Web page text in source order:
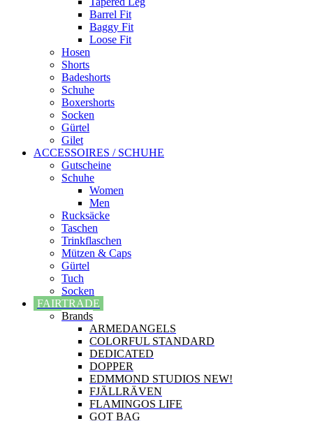
Barrel Fit
Baggy Fit
Loose Fit
Hosen
Shorts
Badeshorts
Schuhe
Boxershorts
Socken
Gürtel
Gilet
ACCESSOIRES / SCHUHE
Gutscheine
Schuhe
Women
Men
Rucksäcke
Taschen
Trinkflaschen
Mützen & Caps
Gürtel
Tuch
Socken
FAIRTRADE
Brands
ARMEDANGELS
COLORFUL STANDARD
DEDICATED
DOPPER
EDMMOND STUDIOS NEW!
FJÄLLRÄVEN
FLAMINGOS LIFE
GOT BAG